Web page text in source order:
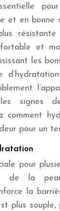
et en bonne
résistante
et
les
signes de
comment
pour un
pour
de la
la
plus souple,